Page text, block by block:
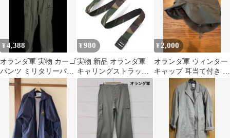
¥4,388
オランダ軍 実物 カーゴ
パンツ ミリタリーパン
ツ50 ワイパーインク
¥ 980
実物 新品 オランダ軍
キャリングストラップ
CAMO カモフラージュ
¥ 2,000
オランダ軍 ウィンター
キャップ 耳当て付き オ